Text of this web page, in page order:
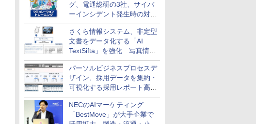
グ、電通総研の3社、サイバ
ーインシデント発生時の対応
と危機管理広報を一体的に訓
練するプログラムを提供
さくら情報システム、非定型
文書をデータ化する「AI
TextSifta」を強化 写真情報
のデータ化などに対応
パーソルビジネスプロセスデ
ザイン、採用データを集約・
可視化する採用レポート高速
化サービスを提供
NECのAIマーケティング
「BestMove」が大手企業で